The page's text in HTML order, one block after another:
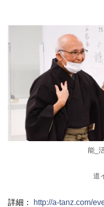
能_
道
詳細： http://a-tanz.com/